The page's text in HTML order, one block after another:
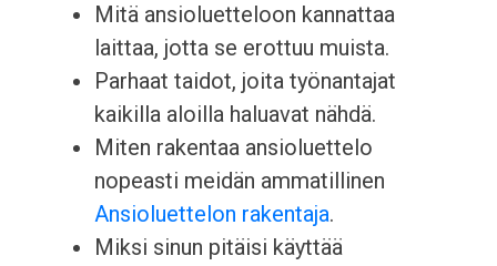
Mitä ansioluetteloon kannattaa
laittaa, jotta se erottuu muista.
Parhaat taidot, joita työnantajat
kaikilla aloilla haluavat nähdä.
Miten rakentaa ansioluettelo
nopeasti meidän ammatillinen
Ansioluettelon rakentaja.
Miksi sinun pitäisi käyttää